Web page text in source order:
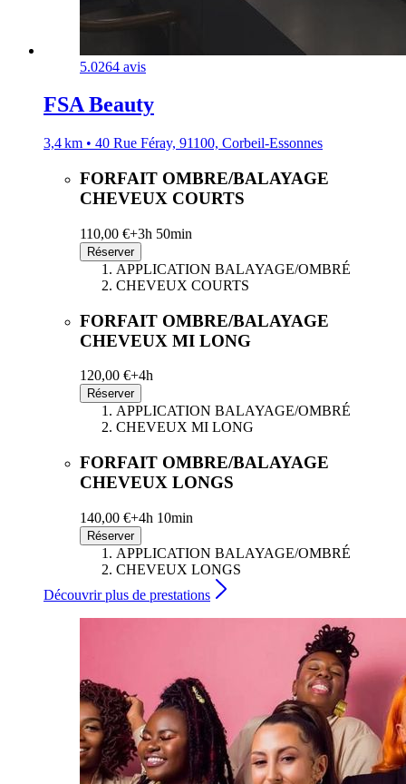
5.0264 avis
FSA Beauty
3,4 km • 40 Rue Féray, 91100, Corbeil-Essonnes
FORFAIT OMBRE/BALAYAGE
CHEVEUX COURTS
110,00 €+3h 50min
Réserver
APPLICATION BALAYAGE/OMBRÉ
CHEVEUX COURTS
FORFAIT OMBRE/BALAYAGE
CHEVEUX MI LONG
120,00 €+4h
Réserver
APPLICATION BALAYAGE/OMBRÉ
CHEVEUX MI LONG
FORFAIT OMBRE/BALAYAGE
CHEVEUX LONGS
140,00 €+4h 10min
Réserver
APPLICATION BALAYAGE/OMBRÉ
CHEVEUX LONGS
Découvrir plus de prestations